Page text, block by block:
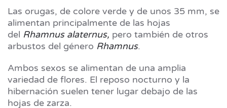
Las orugas, de colore verde y de unos 35 mm, se
alimentan principalmente de las hojas
del Rhamnus alaternus, pero también de otros
arbustos del género Rhamnus.
Ambos sexos se alimentan de una amplia
variedad de flores. El reposo nocturno y la
hibernación suelen tener lugar debajo de las
hojas de zarza.